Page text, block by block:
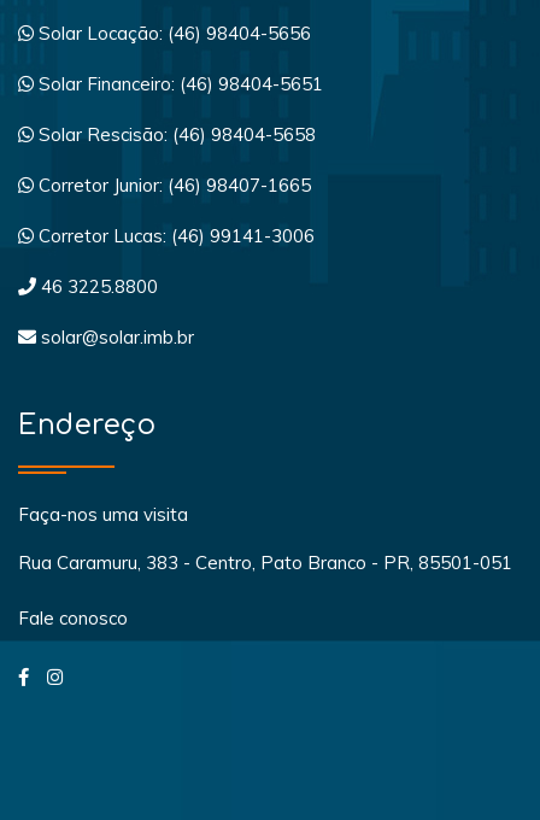
Solar Locação: (46) 98404-5656
Solar Financeiro: (46) 98404-5651
Solar Rescisão: (46) 98404-5658
Corretor Junior: (46) 98407-1665
Corretor Lucas: (46) 99141-3006
46 3225.8800
solar@solar.imb.br
Endereço
Faça-nos uma visita
Rua Caramuru, 383 - Centro, Pato Branco - PR, 85501-051
Fale conosco